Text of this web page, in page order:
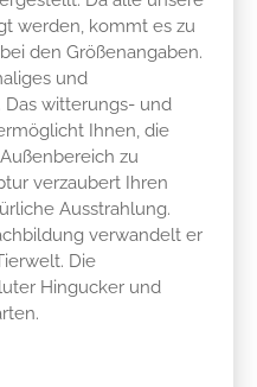
werden, kommt es zu
den Größenangaben.
und
Das witterungs- und
Ihnen, die
zu
verzaubert Ihren
Ausstrahlung.
verwandelt er
Die
Hingucker und